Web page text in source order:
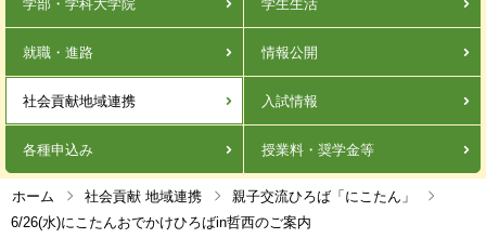
学部・学科大学院 学生生活
就職・進路 情報公開
社会貢献地域連携 入試情報
各種申込み 授業料・奨学金等
ホーム 社会貢献 地域連携
親子交流ひろば「にこたん」
6/26(水)にこたんおでかけひろばin哲西のご案内